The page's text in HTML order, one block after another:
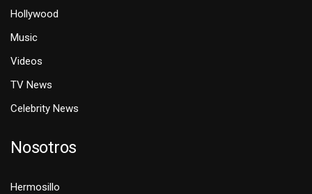
Hollywood
Music
Videos
TV News
Celebrity News
Nosotros
Hermosillo